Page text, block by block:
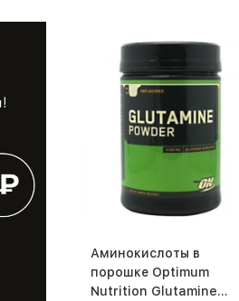
Аминокислоты в
порошке Optimum
Nutrition Glutamine
и